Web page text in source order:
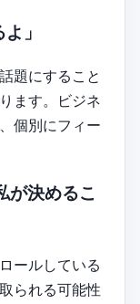
」
題にすること
ます。ビジネ
個別にフィー
が決めるこ
ールしている
られる可能性